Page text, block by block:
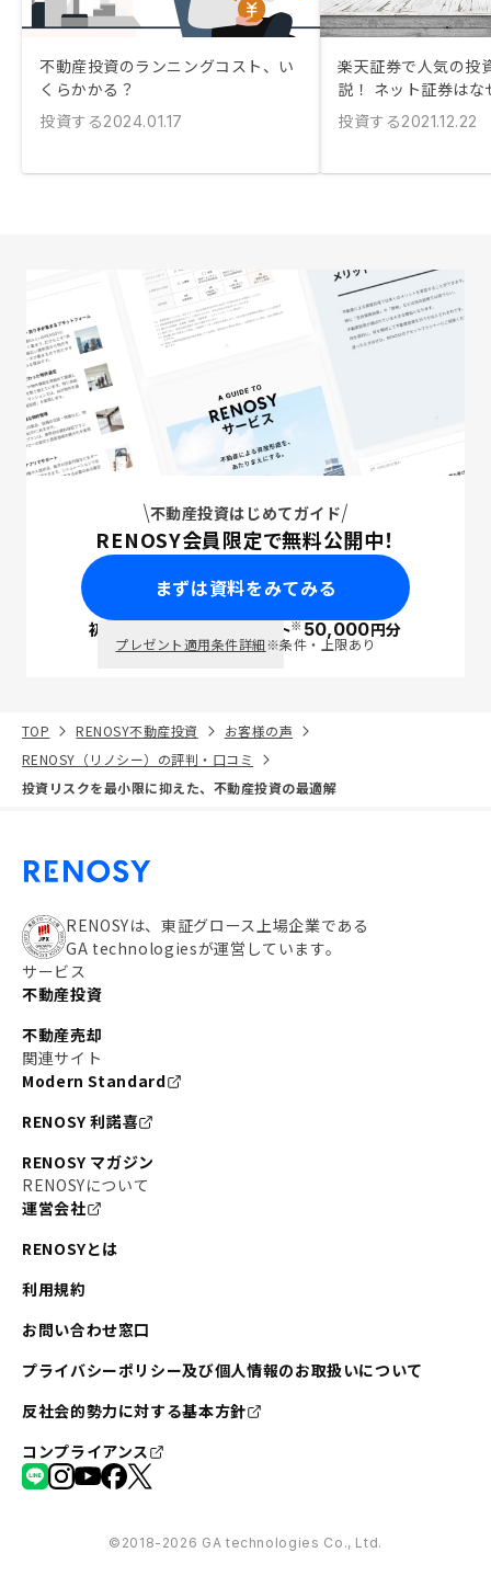
不動産投資のランニングコスト、い
くらかかる？
投資する2024.01.17
楽天証券で人気の投
説！ ネット証券はな
投資する2021.12.22
不動産投資はじめてガイド
RENOSY会員限定で無料公開中！
まずは資料をみてみる
初回面談で ポイント※50,000円分
プレゼント適用条件詳細※条件・上限あり
TOP RENOSY不動産投資
お客様の声
RENOSY（リノシー）の評判・口コミ
投資リスクを最小限に抑えた、不動産投資の最適解
RENOSYは、東証グロース上場企業である
GA technologiesが運営しています。
サービス
不動産投資
不動産売却
関連サイト
Modern Standard
RENOSY 利諾喜
RENOSY マガジン
RENOSYについて
運営会社
RENOSYとは
利用規約
お問い合わせ窓口
プライバシーポリシー及び個人情報のお取扱いについて
反社会的勢力に対する基本方針
コンプライアンス
©︎2018-2026 GA technologies Co., Ltd.